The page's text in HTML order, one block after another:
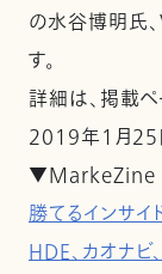
の水谷博明氏
す。
詳細は、掲載ペ
2019年1月25
▼MarkeZine
勝てるインサ
HDE、カオナ